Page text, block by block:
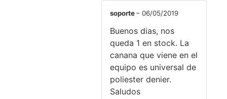
soporte– 06/05/2019
Buenos dias, nos
queda 1 en stock. La
canana que viene en el
equipo es universal de
poliester denier.
Saludos